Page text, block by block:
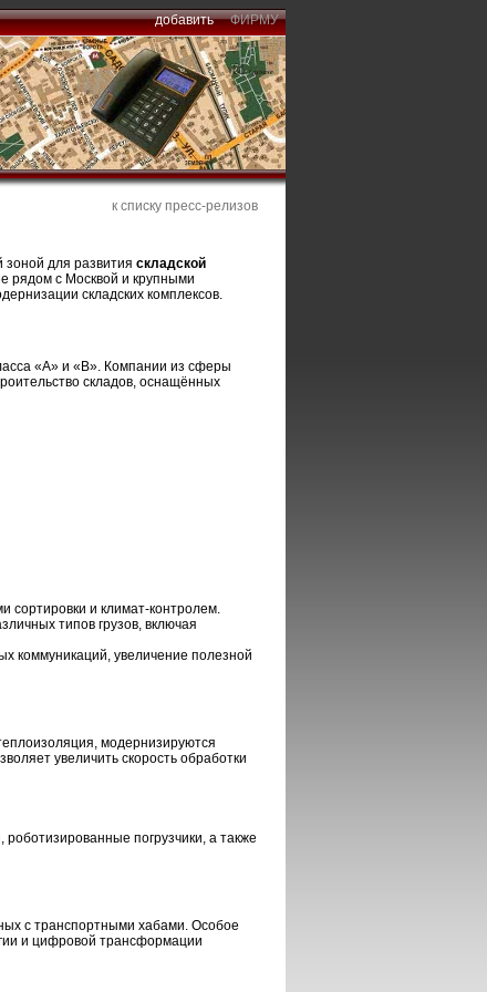
добавить ФИРМУ
к списку пресс-релизов
зоной для развития складской
рядом с Москвой и крупными
складских комплексов.
«А» и «В». Компании из сферы
складов, оснащённых
сортировки и климат-контролем.
типов грузов, включая
коммуникаций, увеличение полезной
модернизируются
увеличить скорость обработки
погрузчики, а также
с транспортными хабами. Особое
и цифровой трансформации